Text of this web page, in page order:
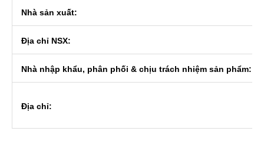
Nhà sản xuất:
Địa chỉ NSX:
Nhà nhập khẩu, phân phối & chịu trách nhiệm sản phẩm:
Địa chỉ: